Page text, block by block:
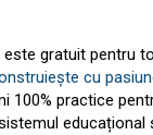
este gratuit pentru
cu
practice